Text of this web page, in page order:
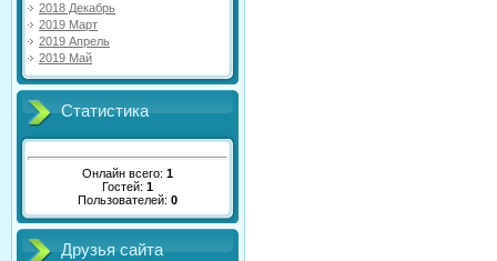
2018 Декабрь
2019 Март
2019 Апрель
2019 Май
Статистика
Онлайн всего: 1
Гостей: 1
Пользователей: 0
Друзья сайта